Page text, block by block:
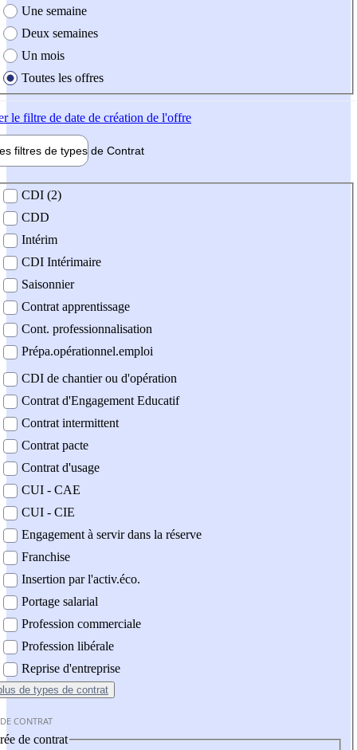
Une semaine
Deux semaines
Un mois
Toutes les offres
le filtre de date de création de l'offre
filtres de types de Contrat
contrat
CDI (2)
CDD
Intérim
CDI Intérimaire
Saisonnier
Contrat apprentissage
Cont. professionnalisation
Prépa.opérationnel.emploi
CDI de chantier ou d'opération
Contrat d'Engagement Educatif
Contrat intermittent
Contrat pacte
Contrat d'usage
CUI - CAE
CUI - CIE
Engagement à servir dans la réserve
Franchise
Insertion par l'activ.éco.
Portage salarial
Profession commerciale
Profession libérale
Reprise d'entreprise
de types de contrat
CONTRAT
de contrat